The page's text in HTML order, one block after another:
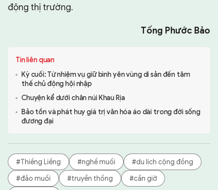
động thị trường.
Tống Phước Bảo
Tin liên quan
Kỳ cuối: Từ nhiệm vụ giữ bình yên vùng di sản đến tâm
thế chủ động hội nhập
Chuyện kể dưới chân núi Khau Rịa
Bảo tồn và phát huy giá trị văn hóa áo dài trong đời sống
đương đại
#Thiềng Liềng #nghề muối
#du lịch cộng đồng
#đảo muối
#truyền thống #cần giờ